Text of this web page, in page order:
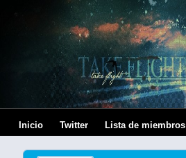
Inicio Twitter Lista de miembros